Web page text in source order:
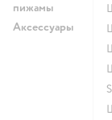
пижамы
Аксессуары